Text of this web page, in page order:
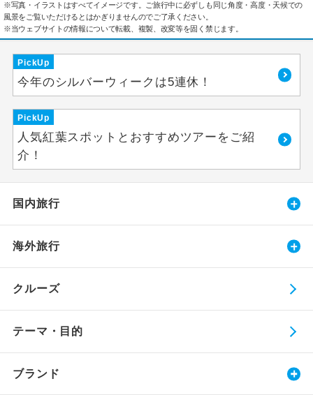
※写真・イラストはすべてイメージです。ご旅行中に必ずしも同じ角度・高度・天候での
風景をご覧いただけるとはかぎりませんのでご了承ください。
※当ウェブサイトの情報について転載、複製、改変等を固く禁じます。
PickUp
今年のシルバーウィークは5連休！
PickUp
人気紅葉スポットとおすすめツアーをご紹
介！
国内旅行
海外旅行
クルーズ
テーマ・目的
ブランド